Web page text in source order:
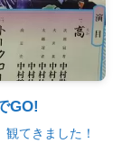
GO!
てきました！